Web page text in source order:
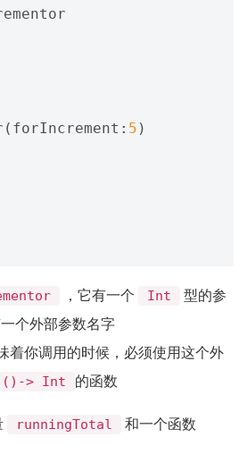
( forIncrement : 5 )
，它有一个 Int
型的参
个外部参数名字
着你调用的时候，必须使用这个外
()-> Int 的函数
runningTotal 和一个函数